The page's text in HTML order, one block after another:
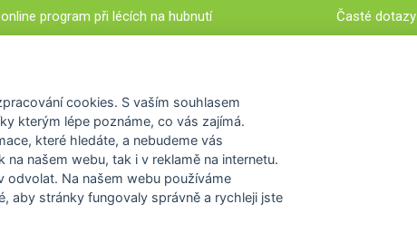
program při lécích na hubnutí
Časté dotazy
cookies. S vaším souhlasem
kterým lépe poznáme, co vás zajímá.
které hledáte, a nebudeme vás
našem webu, tak i v reklamě na internetu.
odvolat. Na našem webu používáme
, aby stránky fungovaly správně a rychleji jste